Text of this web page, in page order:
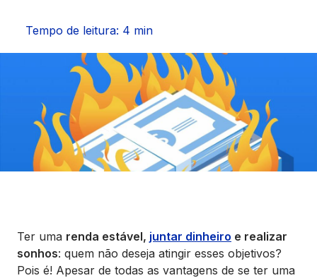
Vida Financeira
Canais Digitais
Tempo de leitura: 4 min
Ter uma renda estável, juntar dinheiro e realizar
sonhos: quem não deseja atingir esses objetivos?
Pois é! Apesar de todas as vantagens de se ter uma